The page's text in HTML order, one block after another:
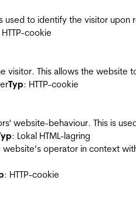
used to identify the visitor
HTTP-cookie
visitor. This allows the website
Typ: HTTP-cookie
website-behaviour. This is
: Lokal HTML-lagring
website’s operator in context
: HTTP-cookie